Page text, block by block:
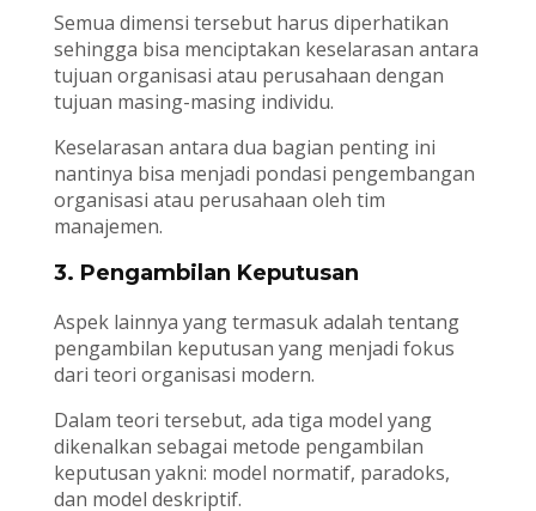
Semua dimensi tersebut harus diperhatikan
sehingga bisa menciptakan keselarasan antara
tujuan organisasi atau perusahaan dengan
tujuan masing-masing individu.
Keselarasan antara dua bagian penting ini
nantinya bisa menjadi pondasi pengembangan
organisasi atau perusahaan oleh tim
manajemen.
3. Pengambilan Keputusan
Aspek lainnya yang termasuk adalah tentang
pengambilan keputusan yang menjadi fokus
dari teori organisasi modern.
Dalam teori tersebut, ada tiga model yang
dikenalkan sebagai metode pengambilan
keputusan yakni: model normatif, paradoks,
dan model deskriptif.